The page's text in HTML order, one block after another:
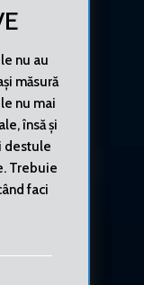
nu au
măsură
nu mai
însă și
destule
Trebuie
faci